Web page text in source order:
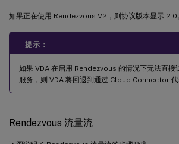
如果正在使用 Rendezvous V2，则协议版本显示 2.0
提示：
如果 VDA 在启用 Rendezvous 的情况下无法直
服务，则 VDA 将回退到通过 Cloud Connector 代
Rendezvous 流量流